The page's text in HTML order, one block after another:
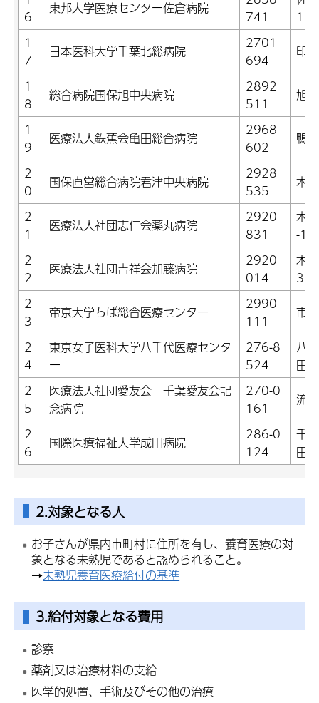
6
東邦大学医療センター佐倉病院
741
1
1
7
日本医科大学千葉北総病院
2701
694
印
1
8
総合病院国保旭中央病院
2892
511
旭
1
9
医療法人鉄蕉会亀田総合病院
2968
602
鴨
2
0
国保直営総合病院君津中央病院
2928
535
木
2
1
医療法人社団志仁会薬丸病院
2920
831
木
-1
2
2
医療法人社団吉祥会加藤病院
2920
014
木
31
2
3
帝京大学ちば総合医療センター
2990
111
市
2
4
東京女子医科大学八千代医療センタ
ー
276-8
524
八
田
2
5
医療法人社団愛友会 千葉愛友会記
念病院
270-0
161
流
2
6
国際医療福祉大学成田病院
286-0
124
千
田
2.対象となる人
お子さんが県内市町村に住所を有し、養育医療の対
象となる未熟児であると認められること。
→未熟児養育医療給付の基準
3.給付対象となる費用
診察
薬剤又は治療材料の支給
医学的処置、手術及びその他の治療